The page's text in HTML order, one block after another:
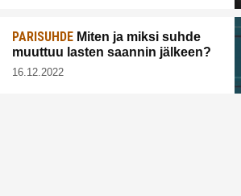
PARISUHDE Miten ja miksi suhde
muuttuu lasten saannin jälkeen?
16.12.2022